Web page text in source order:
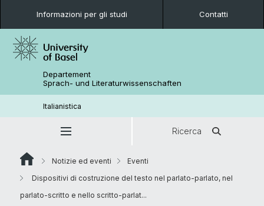
Informazioni per gli studi Contatti
Departement
Sprach- und Literaturwissenschaften
Italianistica
Ricerca
Notizie ed eventi
Eventi
Dispositivi di costruzione del testo nel parlato-parlato, nel
parlato-scritto e nello scritto-parlat...